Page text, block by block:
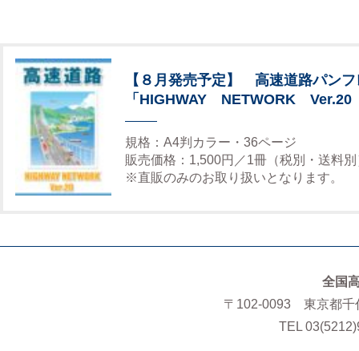
【８月発売予定】 高速道路パンフ
「HIGHWAY NETWORK Ver.20
規格：A4判カラー・36ページ
販売価格：1,500円／1冊（税別・送料別
※直販のみのお取り扱いとなります。
全国
〒102-0093 東京都千
TEL